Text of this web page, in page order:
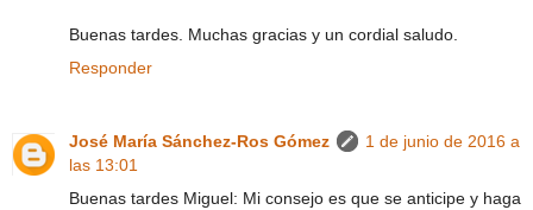
Buenas tardes. Muchas gracias y un cordial saludo.
Responder
José María Sánchez-Ros Gómez
1 de junio de 2016 a
las 13:01
Buenas tardes Miguel: Mi consejo es que se anticipe y haga